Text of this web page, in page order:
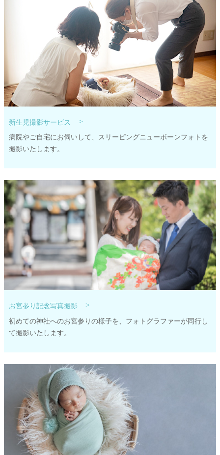
新生児撮影サービス >
病院やご自宅にお伺いして、スリーピングニューボーンフォトを
撮影いたします。
お宮参り記念写真撮影 >
初めての神社へのお宮参りの様子を、フォトグラファーが同行し
て撮影いたします。